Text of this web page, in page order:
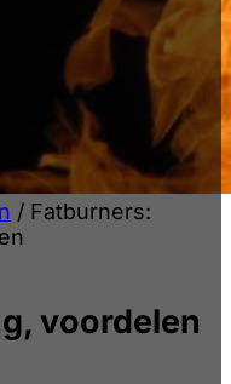
/ Fatburners:
voordelen